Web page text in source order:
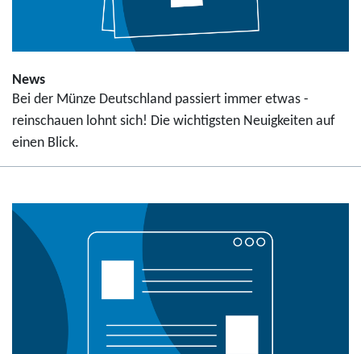
News
Bei der Münze Deutschland passiert immer etwas -
reinschauen lohnt sich! Die wichtigsten Neuigkeiten auf
einen Blick.